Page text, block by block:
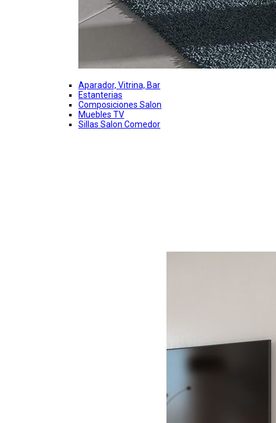
Aparador, Vitrina, Bar
Estanterias
Composiciones Salon
Muebles TV
Sillas Salon Comedor